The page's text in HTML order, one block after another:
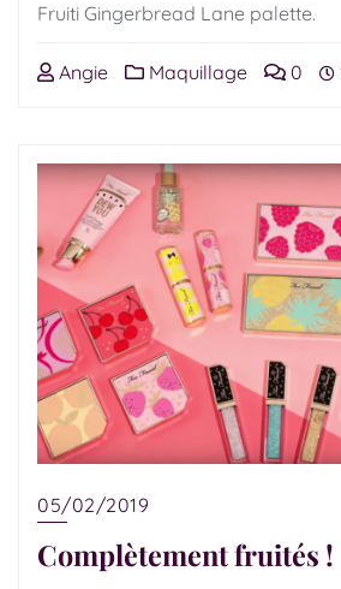
Fruiti Gingerbread Lane palette.
Angie Maquillage 0
05/02/2019
Complètement fruités !